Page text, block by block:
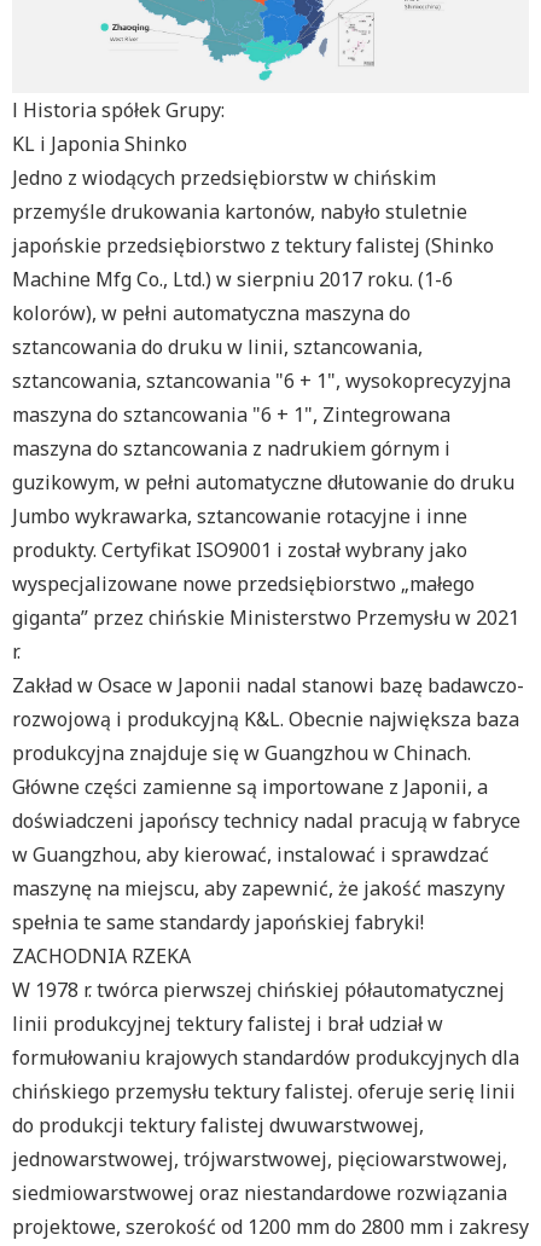
l Historia spółek Grupy:
KL i Japonia Shinko
Jedno z wiodących przedsiębiorstw w chińskim
przemyśle drukowania kartonów, nabyło stuletnie
japońskie przedsiębiorstwo z tektury falistej (Shinko
Machine Mfg Co., Ltd.) w sierpniu 2017 roku. (1-6
kolorów), w pełni automatyczna maszyna do
sztancowania do druku w linii, sztancowania,
sztancowania, sztancowania "6 + 1", wysokoprecyzyjna
maszyna do sztancowania "6 + 1", Zintegrowana
maszyna do sztancowania z nadrukiem górnym i
guzikowym, w pełni automatyczne dłutowanie do druku
Jumbo wykrawarka, sztancowanie rotacyjne i inne
produkty. Certyfikat ISO9001 i został wybrany jako
wyspecjalizowane nowe przedsiębiorstwo „małego
giganta” przez chińskie Ministerstwo Przemysłu w 2021
r.
Zakład w Osace w Japonii nadal stanowi bazę badawczo-
rozwojową i produkcyjną K&L. Obecnie największa baza
produkcyjna znajduje się w Guangzhou w Chinach.
Główne części zamienne są importowane z Japonii, a
doświadczeni japońscy technicy nadal pracują w fabryce
w Guangzhou, aby kierować, instalować i sprawdzać
maszynę na miejscu, aby zapewnić, że jakość maszyny
spełnia te same standardy japońskiej fabryki!
ZACHODNIA RZEKA
W 1978 r. twórca pierwszej chińskiej półautomatycznej
linii produkcyjnej tektury falistej i brał udział w
formułowaniu krajowych standardów produkcyjnych dla
chińskiego przemysłu tektury falistej. oferuje serię linii
do produkcji tektury falistej dwuwarstwowej,
jednowarstwowej, trójwarstwowej, pięciowarstwowej,
siedmiowarstwowej oraz niestandardowe rozwiązania
projektowe, szerokość od 1200 mm do 2800 mm i zakresy